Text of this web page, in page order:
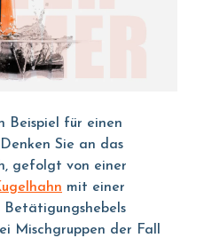
Beispiel für einen
Sie an das
gefolgt von einer
mit einer
Mischgruppen der Fall